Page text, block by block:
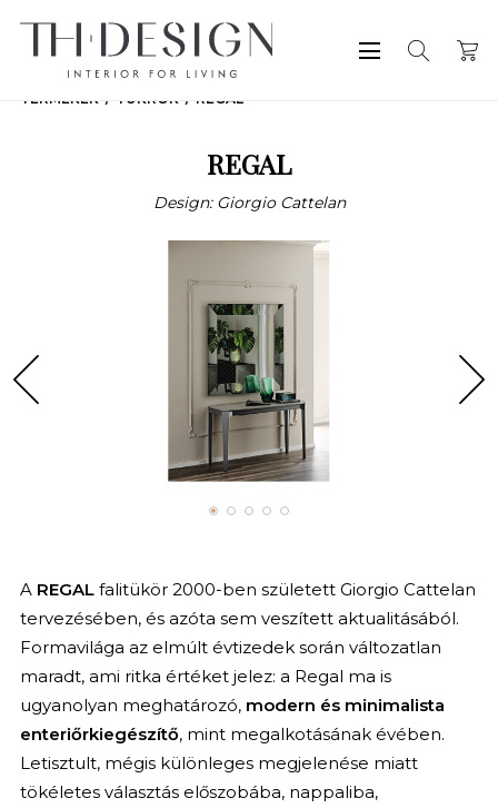
TERMÉKEK TÜKRÖK REGAL
REGAL
Design: Giorgio Cattelan
A REGAL falitükör 2000-ben született Giorgio Cattelan
tervezésében, és azóta sem veszített aktualitásából.
Formavilága az elmúlt évtizedek során változatlan
maradt, ami ritka értéket jelez: a Regal ma is
ugyanolyan meghatározó, modern és minimalista
enteriőrkiegészítő, mint megalkotásának évében.
Letisztult, mégis különleges megjelenése miatt
tökéletes választás előszobába, nappaliba,